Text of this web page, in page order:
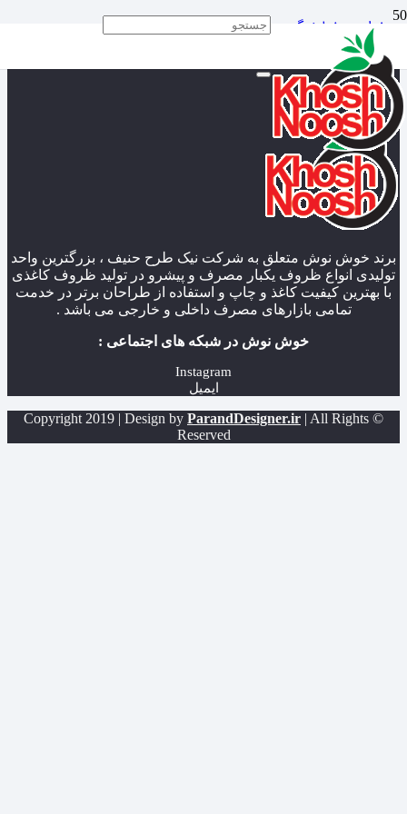
درخواست نمایندگی
برند خوش نوش متعلق به شرکت نیک طرح حنیف ، بزرگترین واحد
تولیدی انواع ظروف یکبار مصرف و پیشرو در تولید ظروف کاغذی
با بهترین کیفیت کاغذ و چاپ و استفاده از طراحان برتر در خدمت
تمامی بازارهای مصرف داخلی و خارجی می باشد .
خوش نوش در شبکه های اجتماعی :
Instagram
ایمیل
© Copyright 2019 | Design by
ParandDesigner.ir | All Rights
Reserved